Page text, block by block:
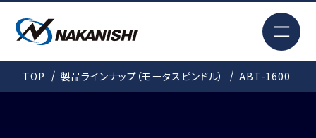
検索 EN
TOP 製品ラインナップ（モータスピンドル） ABT-1600